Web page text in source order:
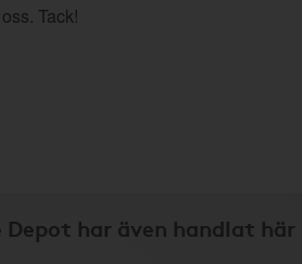
Tack!
har även handlat här